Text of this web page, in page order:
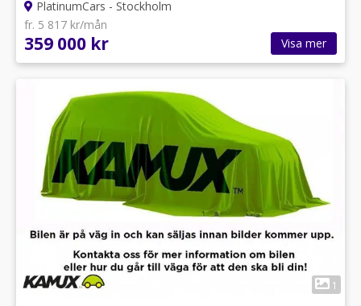
PlatinumCars - Stockholm
fr. 5 817 kr/mån
359 000 kr Visa mer
1